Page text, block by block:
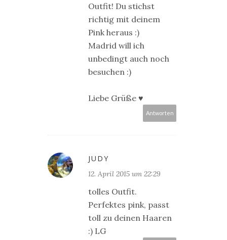
Outfit! Du stichst
richtig mit deinem
Pink heraus :)
Madrid will ich
unbedingt auch noch
besuchen :)
Liebe Grüße ♥
Antworten
JUDY
12. April 2015 um 22:29
tolles Outfit.
Perfektes pink, passt
toll zu deinen Haaren
:) LG